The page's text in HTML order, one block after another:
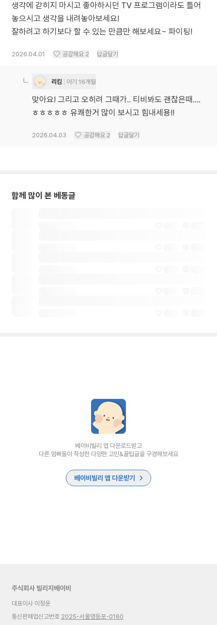
생각에 갇히지 마시고 좋아하시던 TV 프로그램이라도 틀어
놓으시고 생각을 내려놓아보세요!
잘하려고 하기보다 할 수 있는 만큼만 해보세요~ 파이팅!
2026.04.01 공감해요 2 답글달기
리킴 아기 16개월
맞아요! 그리고 오히려 그때가.. 티비봐도 괜찮은때....
ㅎㅎㅎㅎㅎ 유쾌한거 많이 보시고 힘내세용!!
2026.04.03 공감해요 2 답글달기
함께 많이 본 베동글
베이비빌리 앱 다운로드받고
다른 엄빠들이 작성한 다양한 고민&꿀팁글을 구경해보세요
베이비빌리 앱 다운받기
주식회사 빌리지베이비
대표이사 이정윤
통신판매업신고번호 2025-서울영등포-0160